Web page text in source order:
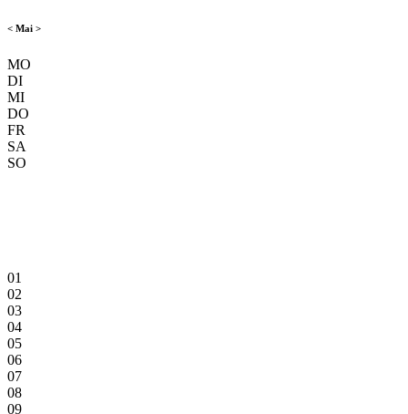
< Mai >
MO
DI
MI
DO
FR
SA
SO
01
02
03
04
05
06
07
08
09